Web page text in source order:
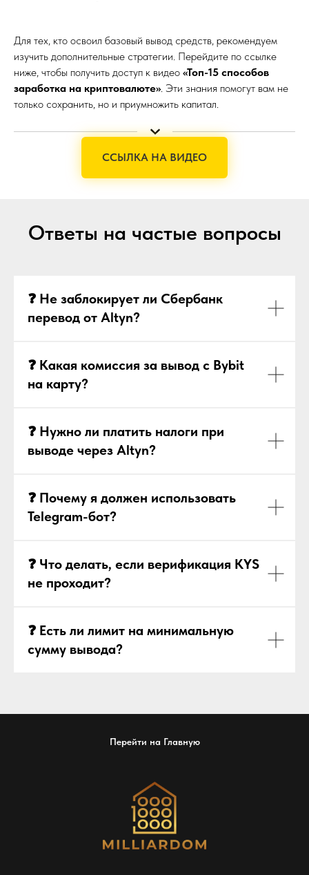
Для тех, кто освоил базовый вывод средств, рекомендуем
изучить дополнительные стратегии. Перейдите по ссылке
ниже, чтобы получить доступ к видео «Топ-15 способов
заработка на криптовалюте». Эти знания помогут вам не
только сохранить, но и приумножить капитал.
ССЫЛКА НА ВИДЕО
Ответы на частые вопросы
❓ Не заблокирует ли Сбербанк
перевод от Altyn?
❓ Какая комиссия за вывод с Bybit
на карту?
❓ Нужно ли платить налоги при
выводе через Altyn?
❓ Почему я должен использовать
Telegram-бот?
❓ Что делать, если верификация KYS
не проходит?
❓ Есть ли лимит на минимальную
сумму вывода?
Перейти на Главную